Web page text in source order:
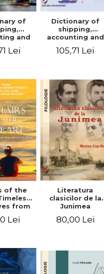
of
and
and
Lei
Dictionary of
shipping,
accounting and
terms and
105,71 Lei
of the
from
Lei
Literatura
clasicilor de la
Junimea
80,00 Lei